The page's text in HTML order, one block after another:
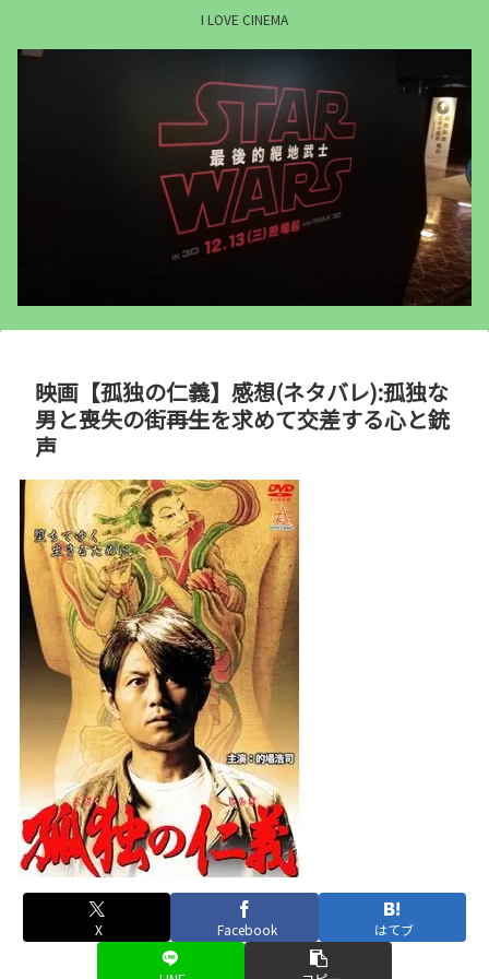
I LOVE CINEMA
映画【孤独の仁義】感想(ネタバレ):孤独な
男と喪失の街――再生を求めて交差する心と銃
声
X Facebook はてブ